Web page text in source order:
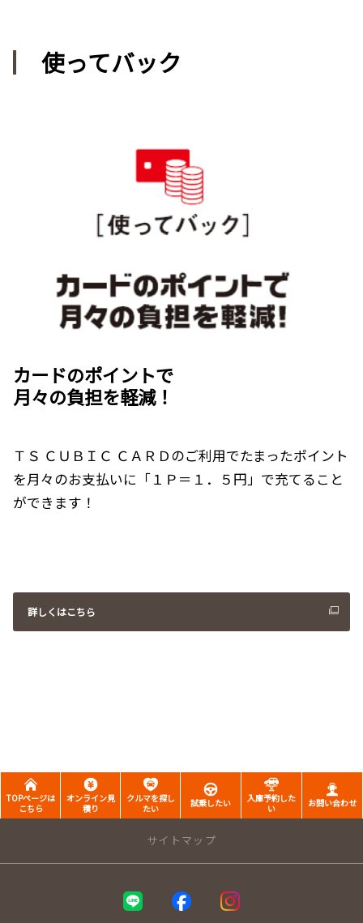
使ってバック
カードのポイントで
月々の負担を軽減！
ＴＳ ＣＵＢＩＣ ＣＡＲＤのご利用でたまったポイント
を月々のお支払いに「１Ｐ＝１．５円」で充てること
ができます！
詳しくはこちら
TOPページは
こちら
オンライン見
積り
クルマを探し
たい
試乗したい
入庫予約した
い
お問い合わせ
サイトマップ